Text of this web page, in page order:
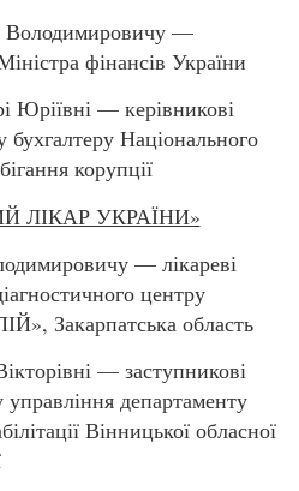
—
фінансів України
— керівникові
Національного
корупції
ЛІКАР УКРАЇНИ»
— лікареві
центру
Закарпатська область
— заступникові
департаменту
Вінницької обласної